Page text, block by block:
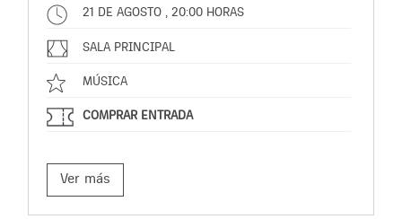
21 DE AGOSTO , 20:00 HORAS
SALA PRINCIPAL
MÚSICA
COMPRAR ENTRADA
Ver más